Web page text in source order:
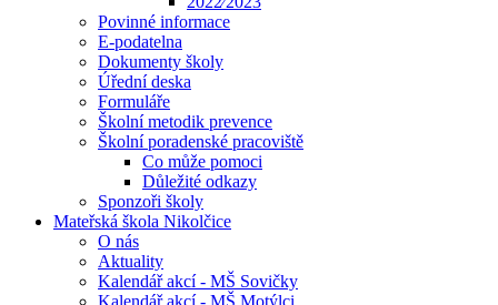
Povinné informace
E-podatelna
Dokumenty školy
Úřední deska
Formuláře
Školní metodik prevence
Školní poradenské pracoviště
Co může pomoci
Důležité odkazy
Sponzoři školy
Mateřská škola Nikolčice
O nás
Aktuality
Kalendář akcí - MŠ Sovičky
Kalendář akcí - MŠ Motýlci